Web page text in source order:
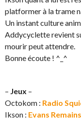
platformer à la trame
Un instant culture
Addycyclette revient
mourir peut attendre.
Bonne écoute ! ^_^
– Jeux –
Octokom : Radio
Ikson : Evans Remains